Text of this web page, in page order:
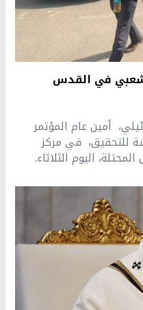
في القدس
أمين عام المؤتمر
للتحقيق، في مركز
اليوم الثلاثاء.